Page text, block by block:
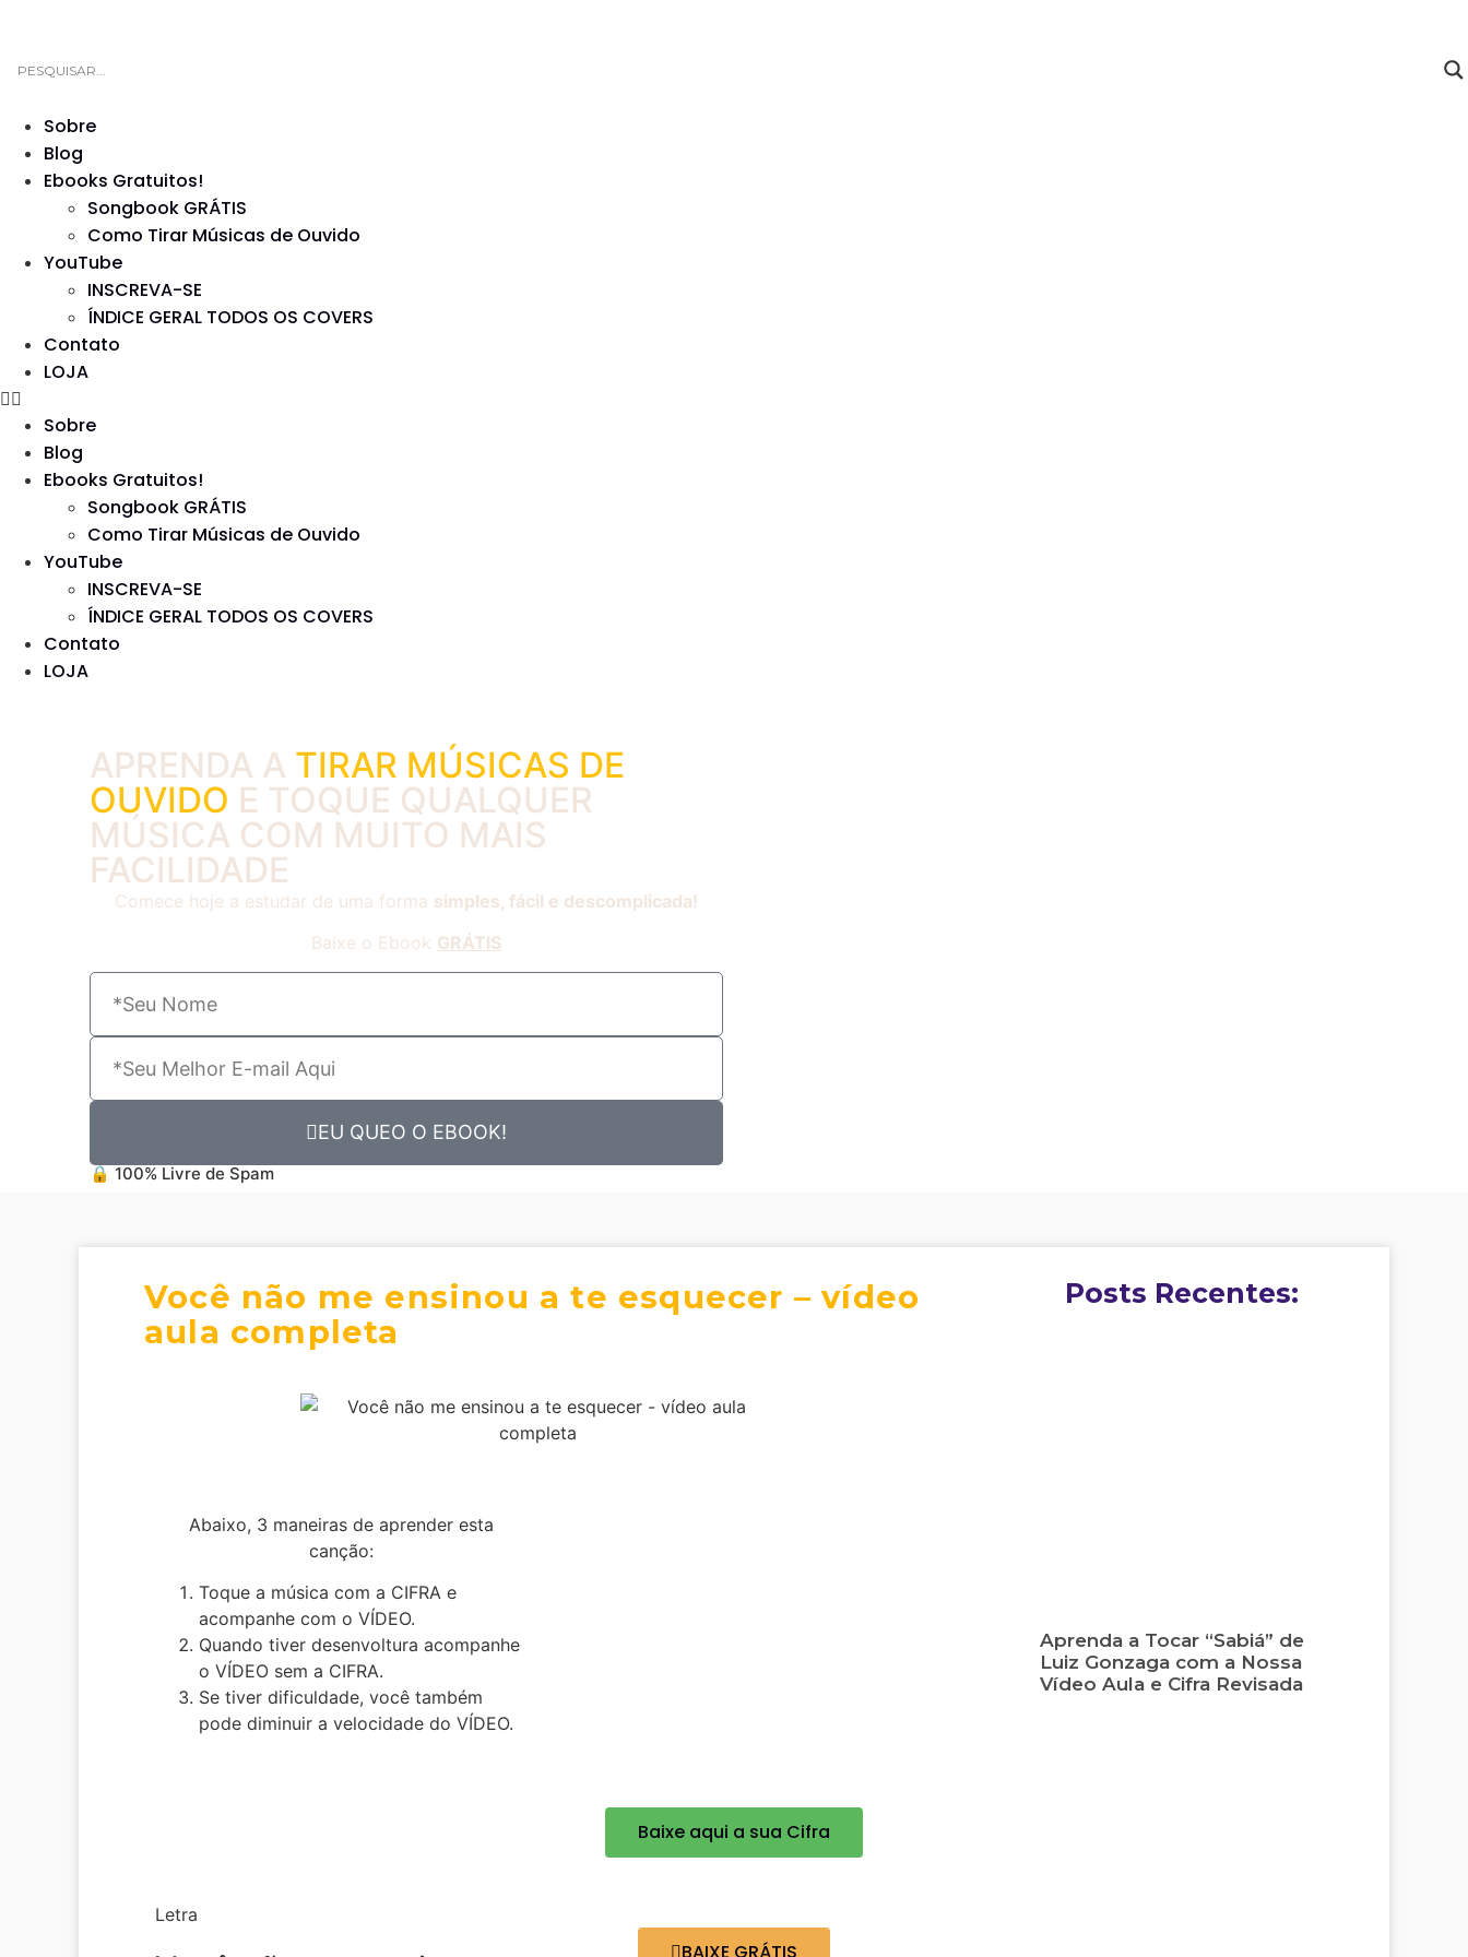
Sobre
Blog
Ebooks Gratuitos!
Songbook GRÁTIS
Como Tirar Músicas de Ouvido
YouTube
INSCREVA-SE
ÍNDICE GERAL TODOS OS COVERS
Contato
LOJA
Sobre
Blog
Ebooks Gratuitos!
Songbook GRÁTIS
Como Tirar Músicas de Ouvido
YouTube
INSCREVA-SE
ÍNDICE GERAL TODOS OS COVERS
Contato
LOJA
APRENDA A TIRAR MÚSICAS DE
OUVIDO E TOQUE QUALQUER
MÚSICA COM MUITO MAIS
FACILIDADE
Comece hoje a estudar de uma forma simples, fácil e descomplicada!
Baixe o Ebook GRÁTIS
EU QUEO O EBOOK!
🔒 100% Livre de Spam
Você não me ensinou a te esquecer – vídeo
aula completa
Abaixo, 3 maneiras de aprender esta
canção:
Toque a música com a CIFRA e
acompanhe com o VÍDEO.
Quando tiver desenvoltura acompanhe
o VÍDEO sem a CIFRA.
Se tiver dificuldade, você também
pode diminuir a velocidade do VÍDEO.
Baixe aqui a sua Cifra
Letra
Posts Recentes:
Aprenda a Tocar “Sabiá” de
Luiz Gonzaga com a Nossa
Vídeo Aula e Cifra Revisada